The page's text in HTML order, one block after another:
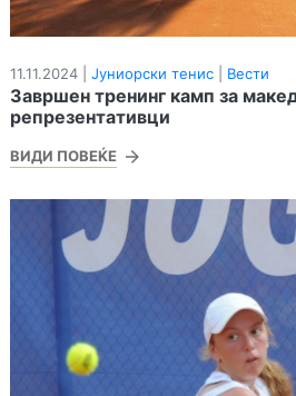
11.11.2024 | Јуниорски тенис Вести
Завршен тренинг камп за
репрезентативци
ВИДИ ПОВЕЌЕ